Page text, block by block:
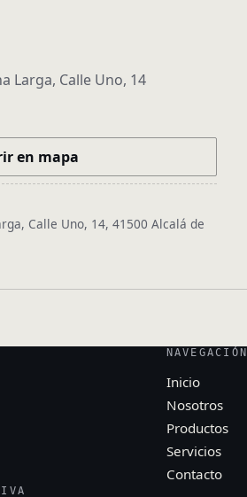
Larga, Calle Uno, 14
en mapa
Calle Uno, 14, 41500 Alcalá de
NAVEGACIÓN
Inicio
Nosotros
Productos
Servicios
Contacto